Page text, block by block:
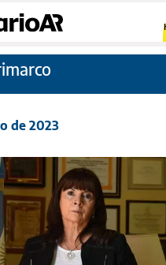
de 2023